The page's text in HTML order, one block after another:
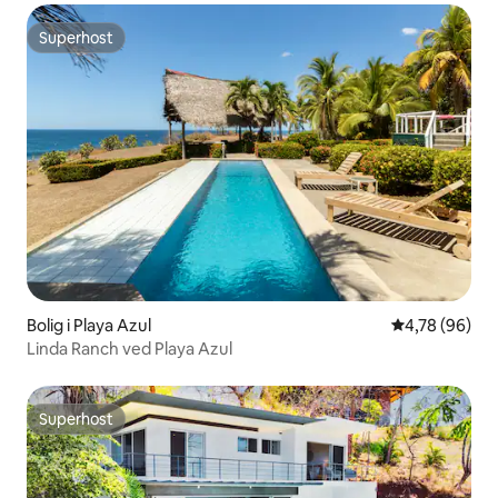
Superhost
Superhost
Bolig i Playa Azul 4,78 ud af 5 i
4,78 (96)
Linda Ranch ved Playa Azul
Superhost
Superhost